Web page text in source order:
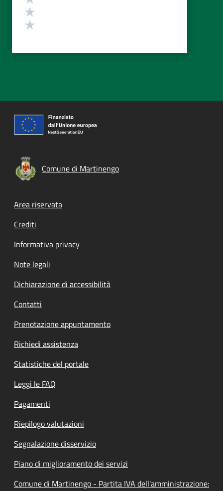
Comune di Martinengo
Footer menu
Area riservata
Crediti
Informativa privacy
Note legali
Dichiarazione di accessibilità
Contatti
Prenotazione appuntamento
Richiedi assistenza
Statistiche del portale
Leggi le FAQ
Pagamenti
Riepilogo valutazioni
Segnalazione disservizio
Piano di miglioramento dei servizi
Comune di Martinengo - Partita IVA dell'amministrazione: